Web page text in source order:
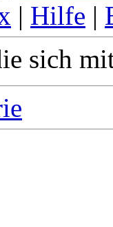
| Hilfe |
sich